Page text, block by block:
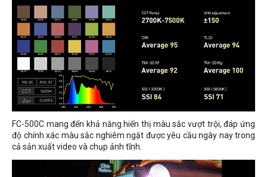
FC-500C mang đến khả năng hiển thị màu sắc vượt trội, đáp ứng
độ chính xác màu sắc nghiêm ngặt được yêu cầu ngày nay trong
cả sản xuất video và chụp ảnh tĩnh.